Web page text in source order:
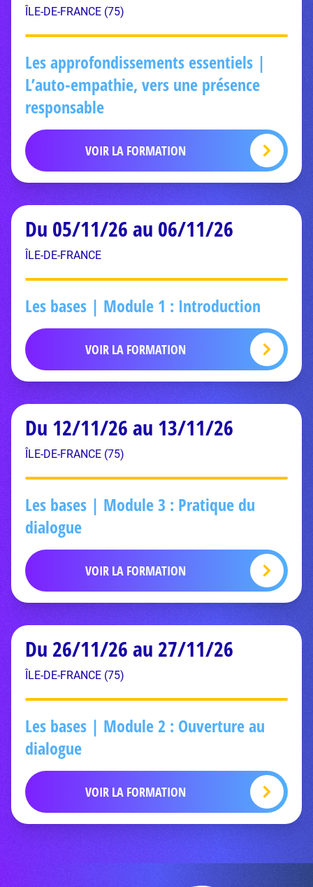
ÎLE-DE-FRANCE (75)
Les approfondissements essentiels |
L’auto-empathie, vers une présence
responsable
VOIR LA FORMATION
Du 05/11/26 au 06/11/26
ÎLE-DE-FRANCE
Les bases | Module 1 : Introduction
VOIR LA FORMATION
Du 12/11/26 au 13/11/26
ÎLE-DE-FRANCE (75)
Les bases | Module 3 : Pratique du
dialogue
VOIR LA FORMATION
Du 26/11/26 au 27/11/26
ÎLE-DE-FRANCE (75)
Les bases | Module 2 : Ouverture au
dialogue
VOIR LA FORMATION